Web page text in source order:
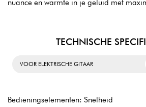
nuance en warmte in je geluid met
TECHNISCHE
VOOR ELEKTRISCHE GITAAR
Bedieningselementen: Snelheid